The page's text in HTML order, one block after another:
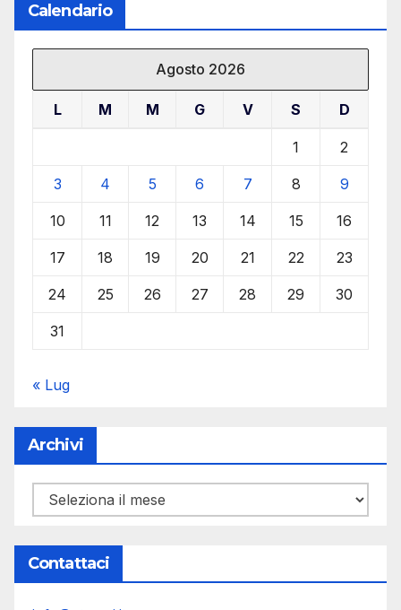
Calendario
Agosto 2026
L M M G V S D
1 2
3 4 5 6 7 8 9
10 11 12 13 14 15 16
17 18 19 20 21 22 23
24 25 26 27 28 29 30
31
« Lug
Archivi
Archivi
Contattaci